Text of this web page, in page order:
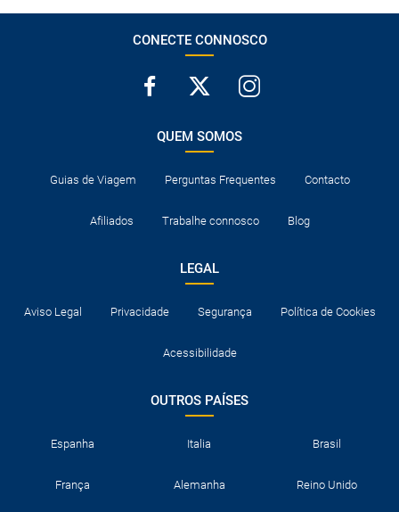
CONECTE CONNOSCO
QUEM SOMOS
Guias de Viagem Perguntas Frequentes Contacto
Afiliados Trabalhe connosco Blog
LEGAL
Aviso Legal Privacidade Segurança Política de Cookies
Acessibilidade
OUTROS PAÍSES
Espanha Italia Brasil
França Alemanha Reino Unido